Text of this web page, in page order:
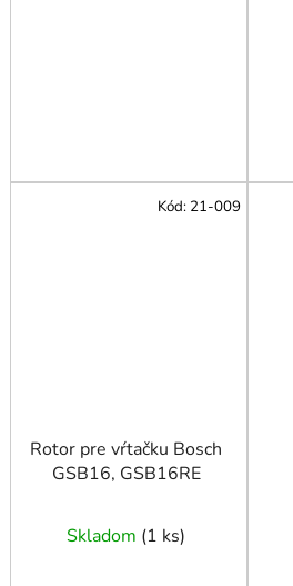
Rotor pre vŕtačku Bosch
GSB16, GSB16RE
Skladom (1 ks)
Kód: 21-009